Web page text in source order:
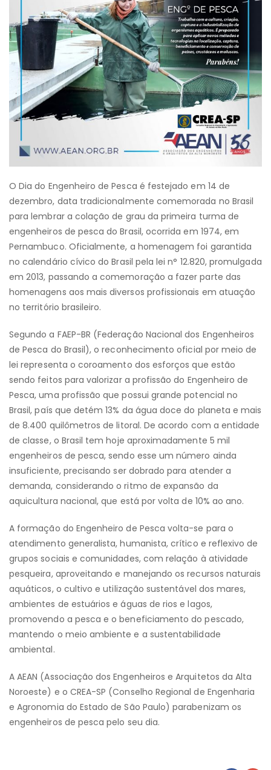
O Dia do Engenheiro de Pesca é festejado em 14 de
dezembro, data tradicionalmente comemorada no Brasil
para lembrar a colação de grau da primeira turma de
engenheiros de pesca do Brasil, ocorrida em 1974, em
Pernambuco. Oficialmente, a homenagem foi garantida
no calendário cívico do Brasil pela lei n° 12.820, promulgada
em 2013, passando a comemoração a fazer parte das
homenagens aos mais diversos profissionais em atuação
no território brasileiro.
Segundo a FAEP-BR (Federação Nacional dos Engenheiros
de Pesca do Brasil), o reconhecimento oficial por meio de
lei representa o coroamento dos esforços que estão
sendo feitos para valorizar a profissão do Engenheiro de
Pesca, uma profissão que possui grande potencial no
Brasil, país que detém 13% da água doce do planeta e mais
de 8.400 quilômetros de litoral. De acordo com a entidade
de classe, o Brasil tem hoje aproximadamente 5 mil
engenheiros de pesca, sendo esse um número ainda
insuficiente, precisando ser dobrado para atender a
demanda, considerando o ritmo de expansão da
aquicultura nacional, que está por volta de 10% ao ano.
A formação do Engenheiro de Pesca volta-se para o
atendimento generalista, humanista, crítico e reflexivo de
grupos sociais e comunidades, com relação à atividade
pesqueira, aproveitando e manejando os recursos naturais
aquáticos, o cultivo e utilização sustentável dos mares,
ambientes de estuários e águas de rios e lagos,
promovendo a pesca e o beneficiamento do pescado,
mantendo o meio ambiente e a sustentabilidade
ambiental.
A AEAN (Associação dos Engenheiros e Arquitetos da Alta
Noroeste) e o CREA-SP (Conselho Regional de Engenharia
e Agronomia do Estado de São Paulo) parabenizam os
engenheiros de pesca pelo seu dia.